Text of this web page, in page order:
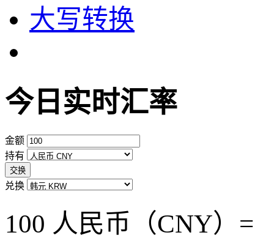
大写转换
今日实时汇率
金额
持有
交换
兑换
100 人民币（CNY）=